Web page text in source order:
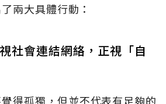
兩大具體行動：
社會連結網絡，正視「自
得孤獨，但並不代表有足夠的